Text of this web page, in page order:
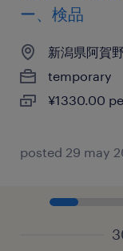
ー、検品
新潟県阿賀
temporary
¥1330.00
posted 29 may